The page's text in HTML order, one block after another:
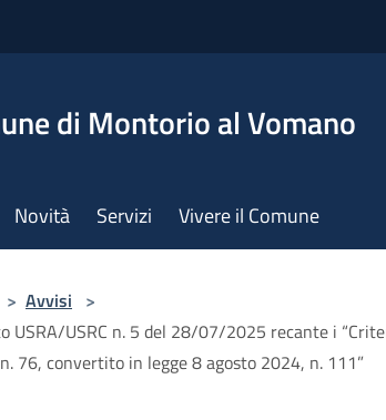
di Montorio al Vomano
Novità Servizi Vivere il Comune
> Avvisi >
USRA/USRC n. 5 del 28/07/2025 recante i
76, convertito in legge 8 agosto 2024, n. 111”